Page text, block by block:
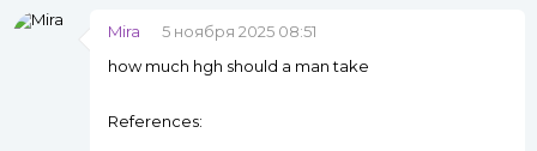
Mira
5 ноября 2025 08:51
how much hgh should a man take
References: